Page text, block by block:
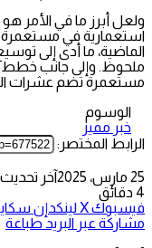
استعمارية في مستعمرة
الماضية، ما أدى إلى
ملحوظ. وإلى جانب خطط
مستعمرة تضم عشرات
الوسوم
خبر مميز
الرابط المختصر:
25 مارس، 2025
آخر تحديث: 25 مارس،
4 دقائق
فيسبوك‫Xلينكدإن
مشاركة عبر البريد طباعة